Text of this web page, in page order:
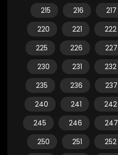
215
216 217
220
221 222
225
226 227
230
231 232
235
236 237
240
241 242
245
246 247
250
251 252